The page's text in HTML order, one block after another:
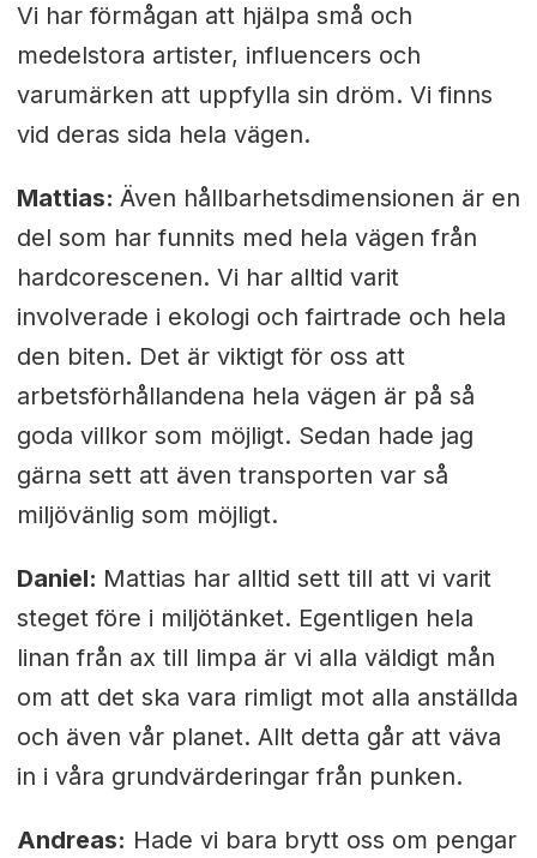
Vi har förmågan att hjälpa små och
medelstora artister, influencers och
varumärken att uppfylla sin dröm. Vi finns
vid deras sida hela vägen.
Mattias: Även hållbarhetsdimensionen är en
del som har funnits med hela vägen från
hardcorescenen. Vi har alltid varit
involverade i ekologi och fairtrade och hela
den biten. Det är viktigt för oss att
arbetsförhållandena hela vägen är på så
goda villkor som möjligt. Sedan hade jag
gärna sett att även transporten var så
miljövänlig som möjligt.
Daniel: Mattias har alltid sett till att vi varit
steget före i miljötänket. Egentligen hela
linan från ax till limpa är vi alla väldigt mån
om att det ska vara rimligt mot alla anställda
och även vår planet. Allt detta går att väva
in i våra grundvärderingar från punken.
Andreas: Hade vi bara brytt oss om pengar